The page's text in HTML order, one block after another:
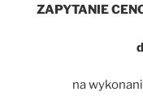
ZAPYTANIE
na